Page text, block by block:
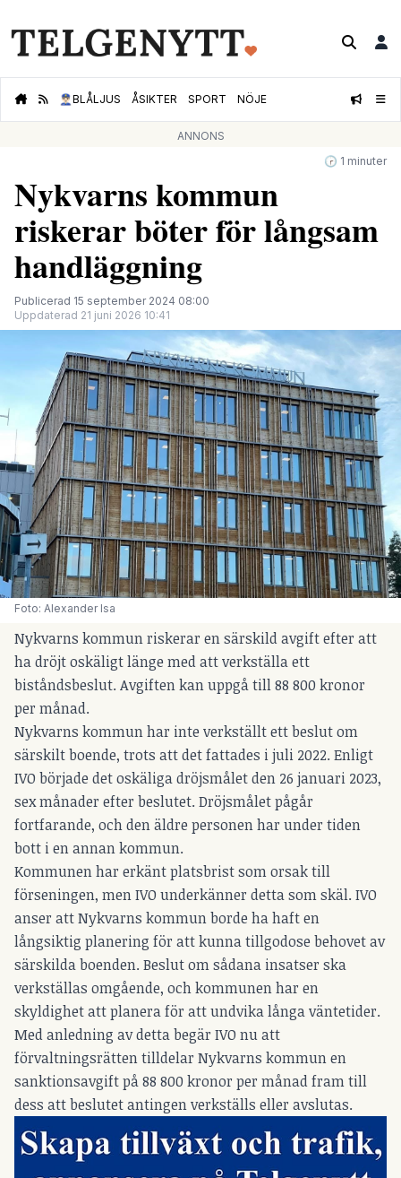
👮🏻‍♂️BLÅLJUS ÅSIKTER SPORT NÖJE
ANNONS
🕝 1 minuter
Nykvarns kommun
riskerar böter för långsam
handläggning
Publicerad 15 september 2024 08:00
Uppdaterad 21 juni 2026 10:41
Foto: Alexander Isa
Nykvarns kommun riskerar en särskild avgift efter att
ha dröjt oskäligt länge med att verkställa ett
biståndsbeslut. Avgiften kan uppgå till 88 800 kronor
per månad.
Nykvarns kommun har inte verkställt ett beslut om
särskilt boende, trots att det fattades i juli 2022. Enligt
IVO började det oskäliga dröjsmålet den 26 januari 2023,
sex månader efter beslutet. Dröjsmålet pågår
fortfarande, och den äldre personen har under tiden
bott i en annan kommun.
Kommunen har erkänt platsbrist som orsak till
förseningen, men IVO underkänner detta som skäl. IVO
anser att Nykvarns kommun borde ha haft en
långsiktig planering för att kunna tillgodose behovet av
särskilda boenden. Beslut om sådana insatser ska
verkställas omgående, och kommunen har en
skyldighet att planera för att undvika långa väntetider.
Med anledning av detta begär IVO nu att
förvaltningsrätten tilldelar Nykvarns kommun en
sanktionsavgift på 88 800 kronor per månad fram till
dess att beslutet antingen verkställs eller avslutas.